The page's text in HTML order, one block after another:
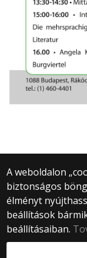
A weboldalon
biztonságos
élményt
beállítások
beállításaiban.
© 2025
1053